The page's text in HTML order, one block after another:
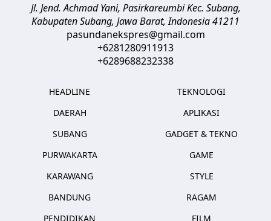
Jl. Jend. Achmad Yani, Pasirkareumbi Kec. Subang,
Kabupaten Subang, Jawa Barat,Indonesia41211
pasundanekspres@gmail.com
+6281280911913
+6289688232338
HEADLINE
DAERAH
SUBANG
PURWAKARTA
KARAWANG
BANDUNG
PENDIDIKAN
TEKNOLOGI
APLIKASI
GADGET & TEKNO
GAME
STYLE
RAGAM
FILM